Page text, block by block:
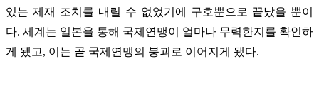
있는 제재 조치를 내릴 수 없었기에 구호뿐으로 끝났을 뿐이
다. 세계는 일본을 통해 국제연맹이 얼마나 무력한지를 확인하
게 됐고, 이는 곧 국제연맹의 붕괴로 이어지게 됐다.